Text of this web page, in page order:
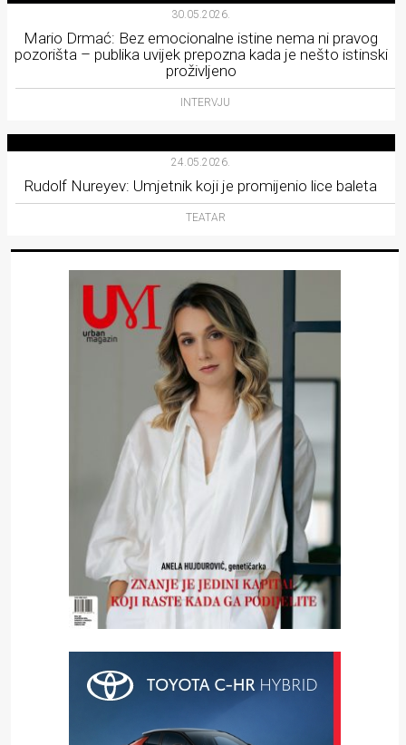
30.05.2026.
Mario Drmać: Bez emocionalne istine nema ni pravog
pozorišta – publika uvijek prepozna kada je nešto istinski
proživljeno
INTERVJU
24.05.2026.
Rudolf Nureyev: Umjetnik koji je promijenio lice baleta
TEATAR